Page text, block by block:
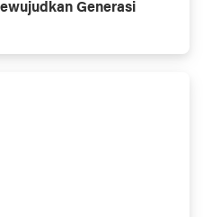
Generasi